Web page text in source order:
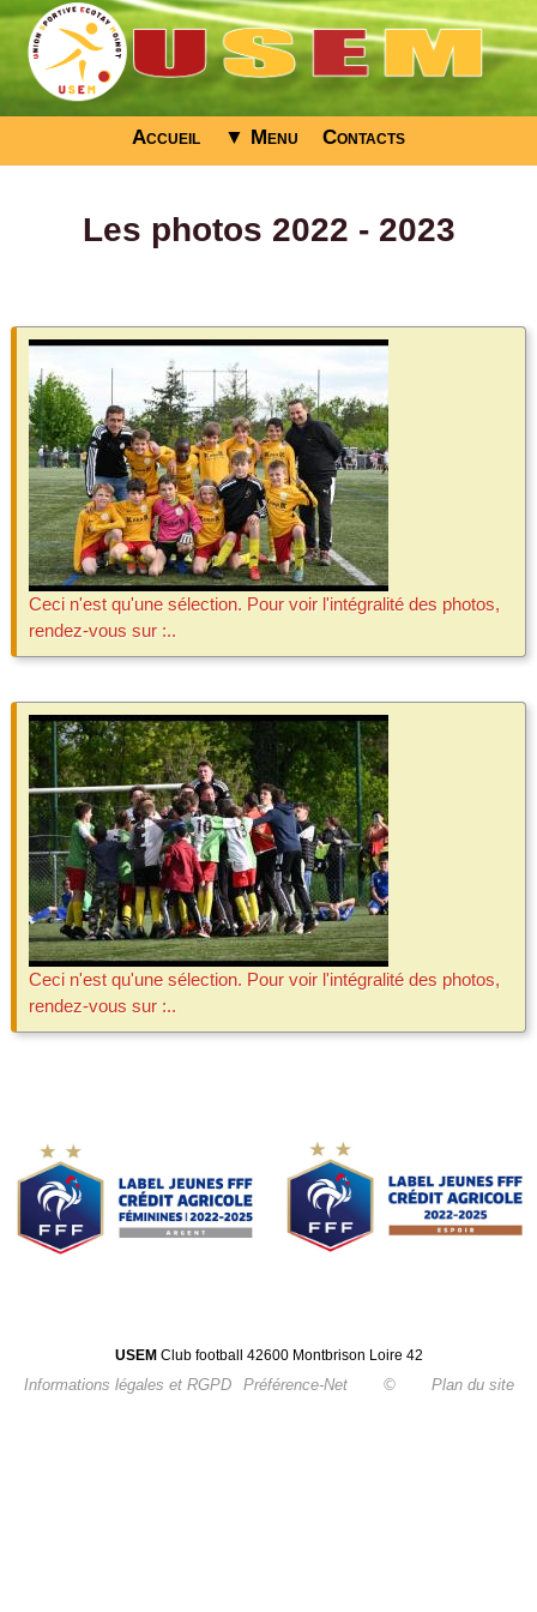
Accueil ▼ Menu Contacts
Les photos 2022 - 2023
Ceci n'est qu'une sélection. Pour voir l'intégralité des photos,
rendez-vous sur :..
Ceci n'est qu'une sélection. Pour voir l'intégralité des photos,
rendez-vous sur :..
USEM Club football 42600 Montbrison Loire 42
Informations légales et RGPD Préférence-Net © Plan du site